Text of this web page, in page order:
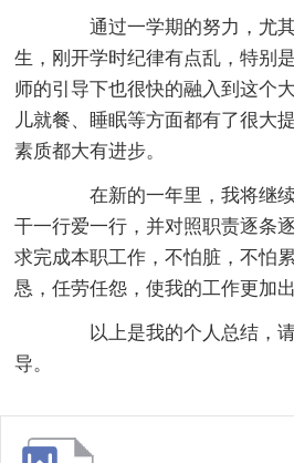
通过一学期的努力，尤其
生，刚开学时纪律有点乱，特别
师的引导下也很快的融入到这个
儿就餐、睡眠等方面都有了很大
素质都大有进步。
在新的一年里，我将继续
干一行爱一行，并对照职责逐条
求完成本职工作，不怕脏，不怕
恳，任劳任怨，使我的工作更加出
以上是我的个人总结，请
导。